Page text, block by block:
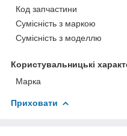
Код запчастини
Сумісність з маркою
Сумісність з моделлю
Користувальницькі
Марка
Приховати